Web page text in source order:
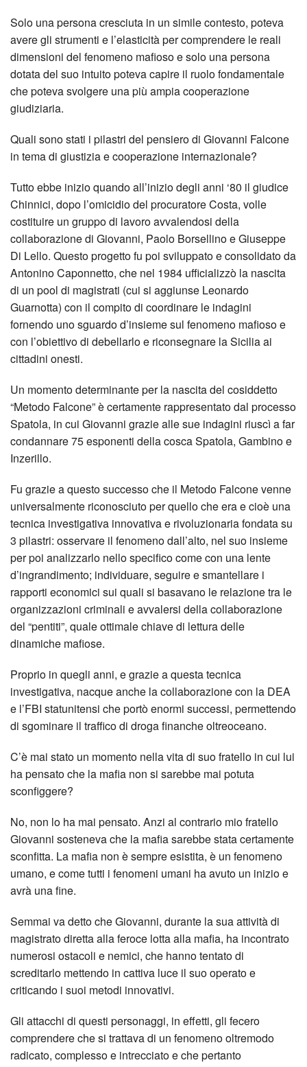
Solo una persona cresciuta in un simile contesto, poteva
avere gli strumenti e l’elasticità per comprendere le reali
dimensioni del fenomeno mafioso e solo una persona
dotata del suo intuito poteva capire il ruolo fondamentale
che poteva svolgere una più ampia cooperazione
giudiziaria.
Quali sono stati i pilastri del pensiero di Giovanni Falcone
in tema di giustizia e cooperazione internazionale?
Tutto ebbe inizio quando all’inizio degli anni ‘80 il giudice
Chinnici, dopo l’omicidio del procuratore Costa, volle
costituire un gruppo di lavoro avvalendosi della
collaborazione di Giovanni, Paolo Borsellino e Giuseppe
Di Lello. Questo progetto fu poi sviluppato e consolidato da
Antonino Caponnetto, che nel 1984 ufficializzò la nascita
di un pool di magistrati (cui si aggiunse Leonardo
Guarnotta) con il compito di coordinare le indagini
fornendo uno sguardo d’insieme sul fenomeno mafioso e
con l’obiettivo di debellarlo e riconsegnare la Sicilia ai
cittadini onesti.
Un momento determinante per la nascita del cosiddetto
“Metodo Falcone” è certamente rappresentato dal processo
Spatola, in cui Giovanni grazie alle sue indagini riuscì a far
condannare 75 esponenti della cosca Spatola, Gambino e
Inzerillo.
Fu grazie a questo successo che il Metodo Falcone venne
universalmente riconosciuto per quello che era e cioè una
tecnica investigativa innovativa e rivoluzionaria fondata su
3 pilastri: osservare il fenomeno dall’alto, nel suo insieme
per poi analizzarlo nello specifico come con una lente
d’ingrandimento; individuare, seguire e smantellare i
rapporti economici sui quali si basavano le relazione tra le
organizzazioni criminali e avvalersi della collaborazione
del “pentiti”, quale ottimale chiave di lettura delle
dinamiche mafiose.
Proprio in quegli anni, e grazie a questa tecnica
investigativa, nacque anche la collaborazione con la DEA
e l’FBI statunitensi che portò enormi successi, permettendo
di sgominare il traffico di droga finanche oltreoceano.
C’è mai stato un momento nella vita di suo fratello in cui lui
ha pensato che la mafia non si sarebbe mai potuta
sconfiggere?
No, non lo ha mai pensato. Anzi al contrario mio fratello
Giovanni sosteneva che la mafia sarebbe stata certamente
sconfitta. La mafia non è sempre esistita, è un fenomeno
umano, e come tutti i fenomeni umani ha avuto un inizio e
avrà una fine.
Semmai va detto che Giovanni, durante la sua attività di
magistrato diretta alla feroce lotta alla mafia, ha incontrato
numerosi ostacoli e nemici, che hanno tentato di
screditarlo mettendo in cattiva luce il suo operato e
criticando i suoi metodi innovativi.
Gli attacchi di questi personaggi, in effetti, gli fecero
comprendere che si trattava di un fenomeno oltremodo
radicato, complesso e intrecciato e che pertanto